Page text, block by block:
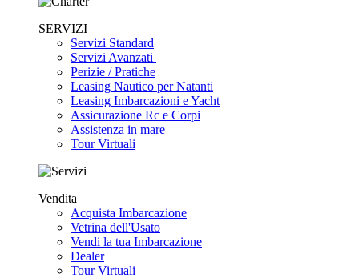
SERVIZI
Servizi Standard
Servizi Avanzati
Perizie / Pratiche
Leasing Nautico per Natanti
Leasing Imbarcazioni e Yacht
Assicurazione Rc e Corpi
Assistenza in mare
Tour Virtuali
Vendita
Acquista Imbarcazione
Vetrina dell'Usato
Vendi la tua Imbarcazione
Dealer
Tour Virtuali